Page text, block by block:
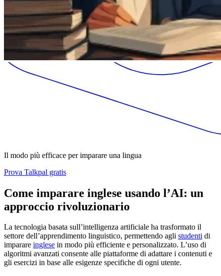
Il modo più efficace per imparare una lingua
Prova Talkpal gratis
Come imparare inglese usando l’AI: un
approccio rivoluzionario
La tecnologia basata sull’intelligenza artificiale ha trasformato il
settore dell’apprendimento linguistico, permettendo agli studenti di
imparare inglese in modo più efficiente e personalizzato. L’uso di
algoritmi avanzati consente alle piattaforme di adattare i contenuti e
gli esercizi in base alle esigenze specifiche di ogni utente.